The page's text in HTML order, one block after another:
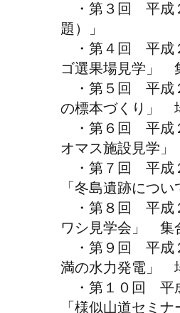
・第３回 平
題）」
・第４回 平成
ゴ選果場見学」
・第５回 平成
の標本づくり」
・第６回 平成
オマス施設見学
・第７回 平成
「冬島遺跡につ
・第８回 平成
ワシ見学会」 集
・第９回 平成
満の水力発電」
・第１０回 平
「様似山道セミ